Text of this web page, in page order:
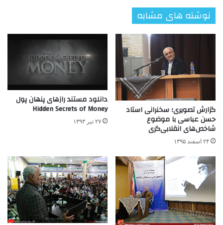
نوشته های مشابه
گزارش تصویری؛ سخنرانی استاد
حسن عباسی با موضوع
شاخص‌های انقلابی‌گری
۲۴ اسفند ۱۳۹۵
دانلود مستند رازهای پنهان پول
Hidden Secrets of Money
۲۷ تیر ۱۳۹۳